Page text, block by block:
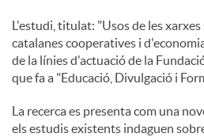
L'estudi, titulat: "Usos de les xarxes
catalanes cooperatives i
de la línies d'actuació de la
que fa a "Educació, Divulgació i
La recerca es presenta com una
els estudis existents indaguen